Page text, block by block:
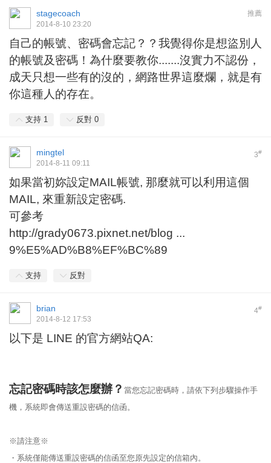
推薦
stagecoach
2014-8-10 23:20
自己的帳號、密碼會忘記？？我覺得你是想盜別人
的帳號及密碼！為什麼要教你.......沒實力不認份，
成天只想一些有的沒的，網路世界這麼爛，就是有
你這種人的存在。
支持 1 反對 0
3#
mingtel
2014-8-11 09:11
如果當初妳設定MAIL帳號, 那麼就可以利用這個
MAIL, 來重新設定密碼.
可參考
http://grady0673.pixnet.net/blog ...
9%E5%AD%B8%EF%BC%89
支持 反對
4#
brian
2014-8-12 17:53
以下是 LINE 的官方網站QA:
忘記密碼時該怎麼辦？ 當您忘記密碼時，請依下列步驟操作手
機，系統即會傳送重設密碼的信函。
※請注意※
・系統僅能傳送重設密碼的信函至您原先設定的信箱內。